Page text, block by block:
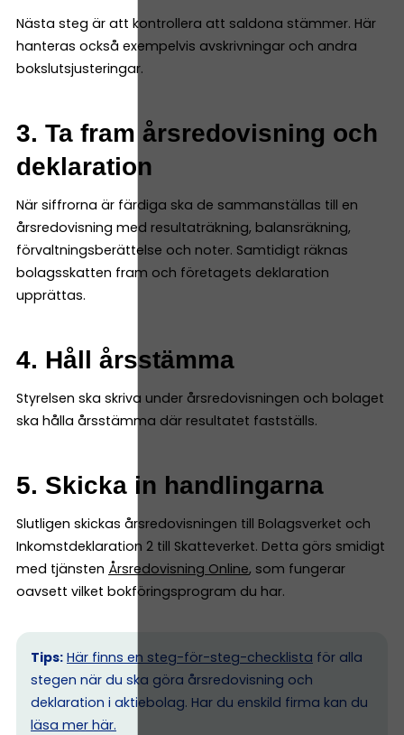
Nästa steg är att kontrollera att saldona stämmer. Här
hanteras också exempelvis avskrivningar och andra
bokslutsjusteringar.
3. Ta fram årsredovisning och
deklaration
När siffrorna är färdiga ska de sammanställas till en
årsredovisning med resultaträkning, balansräkning,
förvaltningsberättelse och noter. Samtidigt räknas
bolagsskatten fram och företagets deklaration
upprättas.
4. Håll årsstämma
Styrelsen ska skriva under årsredovisningen och bolaget
ska hålla årsstämma där resultatet fastställs.
5. Skicka in handlingarna
Slutligen skickas årsredovisningen till Bolagsverket och
Inkomstdeklaration 2 till Skatteverket. Detta görs smidigt
med tjänsten Årsredovisning Online, som fungerar
oavsett vilket bokföringsprogram du har.
Tips: Här finns en steg-för-steg-checklista för alla
stegen när du ska göra årsredovisning och
deklaration i aktiebolag. Har du enskild firma kan du
läsa mer här.